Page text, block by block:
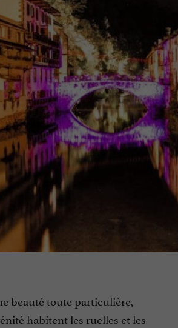
beauté toute particulière,
habitent les ruelles et les